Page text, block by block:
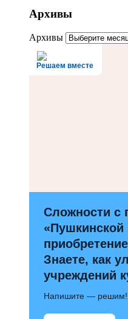
Архивы
Архивы
Решаем вместе
Сложности с
«Пушкинской
Знаете, как
учреждений
Напишите — решим!